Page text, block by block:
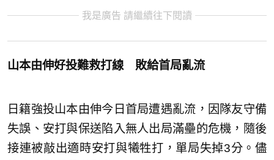
我是廣告 請繼續往下閱讀
山本由伸好投難救打線 敗給首局亂流
日籍強投山本由伸今日首局遭遇亂流，因隊友守備
失誤、安打與保送陷入無人出局滿壘的危機，隨後
接連被敲出適時安打與犧牲打，單局失掉3分。儘